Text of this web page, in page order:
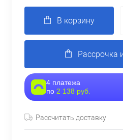
В корзину
Рассрочка
4 платежа
по 2 138 руб.
Рассчитать доставку